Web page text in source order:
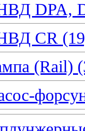
DPA,
CR
(Rail)